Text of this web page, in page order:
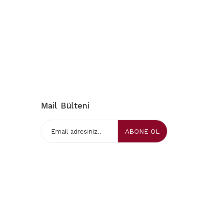
Mail Bülteni
ABONE OL